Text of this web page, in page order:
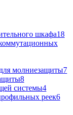
шкафа18
молниезащиты7
8
системы4
реек6